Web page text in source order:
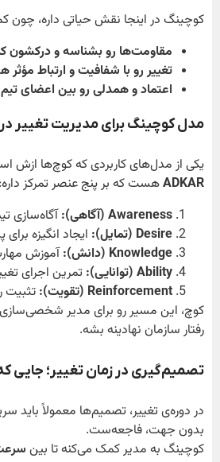
کوچینگ در اینجا نقش حیاتی داره، چون
مقاومت‌ها رو بشناسه و درکشون
تغییر رو با شفافیت و ارتباط مؤثر
اعتماد و همدلی رو بین اعضای
مدل کوچینگ برای مدیریت تغییر
یکی از مدل‌های کاربردی که کوچ‌ها ازش
ADKARهست که بر پنج عنصر تمرکز داره:
Awareness ( آگاهی):آگاه‌سازی
Desire ( تمایل): ایجاد انگیزه
Knowledge ( دانش):آموزش
Ability ( توانایی): تمرین اجرای
Reinforcement ( تقویت): تثبیت
کوچ، این مسیر رو برای مدیر شخصی‌سازی
رفتار سازمان نهادینه بشه.
تصمیم‌گیری در زمان تغییر؛
در دوره‌ی تغییر، تصمیم‌ها معمولاً باید
بدون جهت، فاجعه‌ست.
کوچینگ به مدیر کمک می‌کنه تا بین